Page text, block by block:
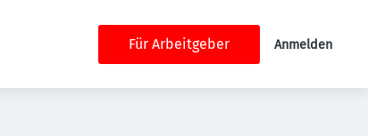
Für Arbeitgeber Anmelden